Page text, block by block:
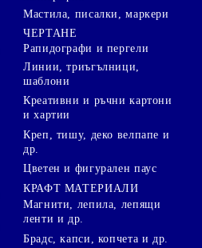
Мастила, писалки, маркери
ЧЕРТАНЕ
Рапидографи и пергели
Линии, триъгълници,
шаблони
Креативни и ръчни картони
и хартии
Креп, тишу, деко велпапе и
др.
Цветен и фигурален паус
КРАФТ МАТЕРИАЛИ
Магнити, лепила, лепящи
ленти и др.
Брадс, капси, копчета и др.